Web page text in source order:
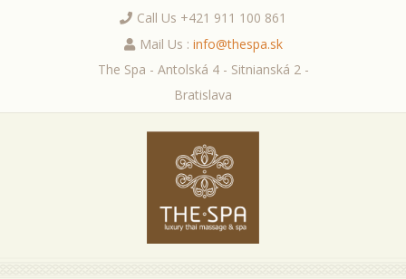
Call Us +421 911 100 861
Mail Us : info@thespa.sk
The Spa - Antolská 4 - Sitnianská 2 -
Bratislava